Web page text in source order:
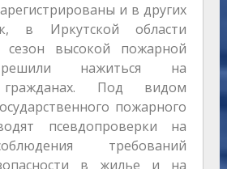
и в других
в Иркутской области
высокой пожарной
нажиться на
гражданах. Под видом
пожарного
псевдопроверки на
требований
в жилье и на